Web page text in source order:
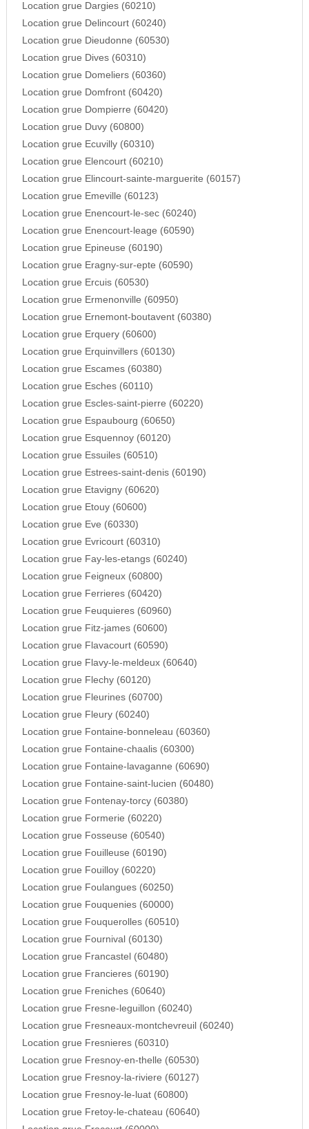
Location grue Dargies (60210)
Location grue Delincourt (60240)
Location grue Dieudonne (60530)
Location grue Dives (60310)
Location grue Domeliers (60360)
Location grue Domfront (60420)
Location grue Dompierre (60420)
Location grue Duvy (60800)
Location grue Ecuvilly (60310)
Location grue Elencourt (60210)
Location grue Elincourt-sainte-marguerite (60157)
Location grue Emeville (60123)
Location grue Enencourt-le-sec (60240)
Location grue Enencourt-leage (60590)
Location grue Epineuse (60190)
Location grue Eragny-sur-epte (60590)
Location grue Ercuis (60530)
Location grue Ermenonville (60950)
Location grue Ernemont-boutavent (60380)
Location grue Erquery (60600)
Location grue Erquinvillers (60130)
Location grue Escames (60380)
Location grue Esches (60110)
Location grue Escles-saint-pierre (60220)
Location grue Espaubourg (60650)
Location grue Esquennoy (60120)
Location grue Essuiles (60510)
Location grue Estrees-saint-denis (60190)
Location grue Etavigny (60620)
Location grue Etouy (60600)
Location grue Eve (60330)
Location grue Evricourt (60310)
Location grue Fay-les-etangs (60240)
Location grue Feigneux (60800)
Location grue Ferrieres (60420)
Location grue Feuquieres (60960)
Location grue Fitz-james (60600)
Location grue Flavacourt (60590)
Location grue Flavy-le-meldeux (60640)
Location grue Flechy (60120)
Location grue Fleurines (60700)
Location grue Fleury (60240)
Location grue Fontaine-bonneleau (60360)
Location grue Fontaine-chaalis (60300)
Location grue Fontaine-lavaganne (60690)
Location grue Fontaine-saint-lucien (60480)
Location grue Fontenay-torcy (60380)
Location grue Formerie (60220)
Location grue Fosseuse (60540)
Location grue Fouilleuse (60190)
Location grue Fouilloy (60220)
Location grue Foulangues (60250)
Location grue Fouquenies (60000)
Location grue Fouquerolles (60510)
Location grue Fournival (60130)
Location grue Francastel (60480)
Location grue Francieres (60190)
Location grue Freniches (60640)
Location grue Fresne-leguillon (60240)
Location grue Fresneaux-montchevreuil (60240)
Location grue Fresnieres (60310)
Location grue Fresnoy-en-thelle (60530)
Location grue Fresnoy-la-riviere (60127)
Location grue Fresnoy-le-luat (60800)
Location grue Fretoy-le-chateau (60640)